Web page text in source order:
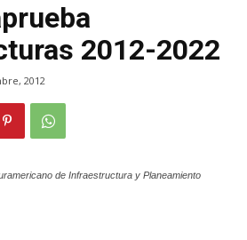
2012-2022
2012
de Infraestructura y Planeamiento